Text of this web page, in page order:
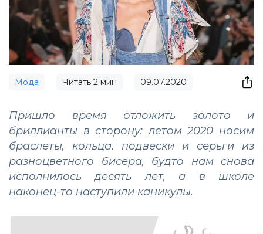
Мода Читать 2 мин 09.07.2020
Пришло время отложить золото и
бриллианты в сторону: летом 2020 носим
браслеты, кольца, подвески и серьги из
разноцветного бисера, будто нам снова
исполнилось десять лет, а в школе
наконец-то наступили каникулы.